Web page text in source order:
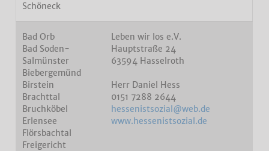
Schöneck
Bad Orb
Bad Soden-
Salmünster
Biebergemünd
Birstein
Brachttal
Bruchköbel
Erlensee
Flörsbachtal
Freigericht
Leben wir los e.V.
Hauptstraße 24
63594 Hasselroth
Herr Daniel Hess
0151 7288 2644
hessenistsozial@web.de
www.hessenistsozial.de